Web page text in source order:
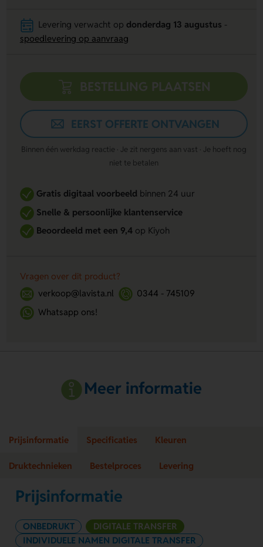
Levering verwacht op donderdag 13 augustus
spoedlevering op aanvraag
BESTELLING PLAATSEN
EERST OFFERTE ONTVANGEN
Binnen één werkdag reactie · Je zit nergens aan vast · Je hoeft nog
niet te betalen
Gratis digitaal voorbeeldbinnen 24 uur
Snelle & persoonlijke klantenservice
Beoordeeld met een 9,4op Kiyoh
Vragen over dit product?
verkoop@lavista.nl
0344 - 745109
Whatsapp ons!
Meer informatie
Prijsinformatie Specificaties Kleuren
Druktechnieken Bestelproces Levering
Prijsinformatie
ONBEDRUKT
DIGITALE TRANSFER
INDIVIDUELE NAMEN DIGITALE TRANSFER